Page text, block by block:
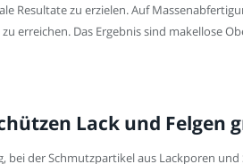
Resultate zu erzielen. Auf
erreichen. Das Ergebnis sind makellose
Lack und Felgen
der Schmutzpartikel aus Lackporen